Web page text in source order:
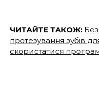
ЧИТАЙТЕ ТАКОЖ:
протезування зубів
скористатися